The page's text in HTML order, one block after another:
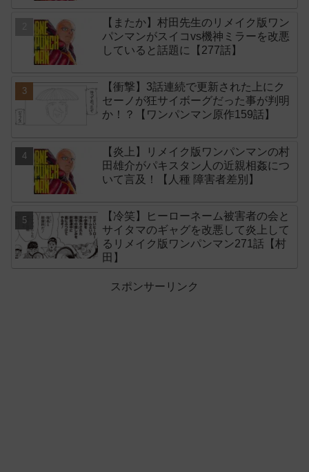
【またか】村田先生のリメイク版ワン
パンマンがスイコvs機神ミラーを改悪
していると話題に【277話】
【衝撃】3話連続で更新された上にク
セーノが狂サイボーグだった事が判明
か！？【ワンパンマン原作159話】
【炎上】リメイク版ワンパンマンの村
田雄介がパキスタン人の近親相姦につ
いて言及！【人種 障害者差別】
【冷笑】ヒーローネーム被害者の会と
サイタマのギャグを改悪して炎上して
るリメイク版ワンパンマン271話【村
田】
スポンサーリンク